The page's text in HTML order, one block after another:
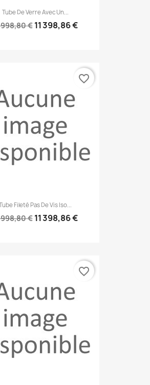
Tube De Verre Avec Un...
998,80 € 11 398,86 €
Fileté Pas De Vis Iso...
998,80 € 11 398,86 €
favorite_border
favorite_border